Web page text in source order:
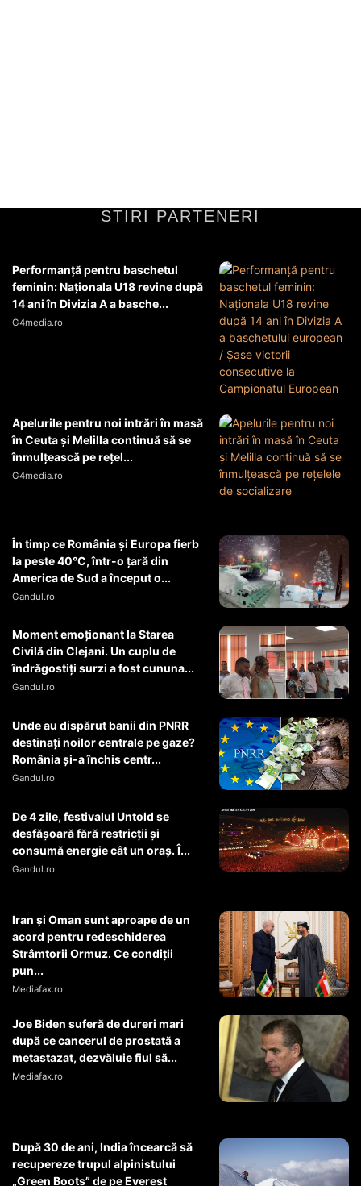
STIRI PARTENERI
Performanță pentru baschetul
feminin: Naționala U18 revine după
14 ani în Divizia A a basche...
G4media.ro
Apelurile pentru noi intrări în masă
în Ceuta şi Melilla continuă să se
înmulţească pe reţel...
G4media.ro
În timp ce România și Europa fierb
la peste 40°C, într-o țară din
America de Sud a început o...
Gandul.ro
Moment emoționant la Starea
Civilă din Clejani. Un cuplu de
îndrăgostiți surzi a fost cununa...
Gandul.ro
Unde au dispărut banii din PNRR
destinați noilor centrale pe gaze?
România și-a închis centr...
Gandul.ro
De 4 zile, festivalul Untold se
desfășoară fără restricții și
consumă energie cât un oraș. Î...
Gandul.ro
Iran și Oman sunt aproape de un
acord pentru redeschiderea
Strâmtorii Ormuz. Ce condiții
pun...
Mediafax.ro
Joe Biden suferă de dureri mari
după ce cancerul de prostată a
metastazat, dezvăluie fiul să...
Mediafax.ro
După 30 de ani, India încearcă să
recupereze trupul alpinistului
„Green Boots” de pe Everest